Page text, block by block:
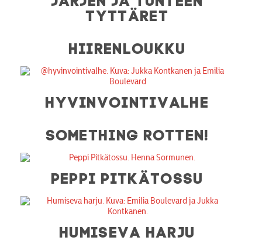
TYTTÄRET
HIIRENLOUKKU
HYVINVOINTIVALHE
SOMETHING ROTTEN!
PEPPI PITKÄTOSSU
HUMISEVA HARJU